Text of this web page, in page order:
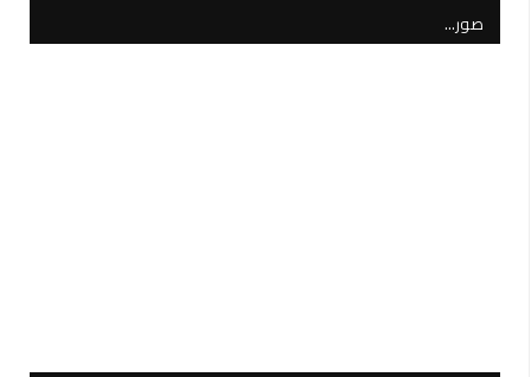
صور…